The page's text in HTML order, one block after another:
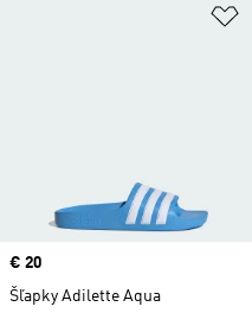
Price
€ 20
Šľapky Adilette Aqua